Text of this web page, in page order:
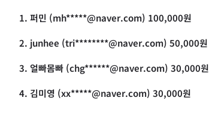
1. 퍼민 (mh*****@naver.com) 100,000원
2. junhee (tri********@naver.com) 50,000원
3. 얼빠몸빠 (chg******@naver.com) 30,000원
4. 김미영 (xx*****@naver.com) 30,000원